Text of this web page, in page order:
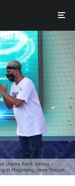
Utama Bank Jateng –
di Magelang, Jawa Tengah.